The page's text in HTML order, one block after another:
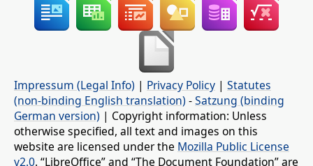
Impressum (Legal Info) | Privacy Policy | Statutes
(non-binding English translation) -Satzung (binding
German version) | Copyright information: Unless
otherwise specified, all text and images on this
website are licensed under the Mozilla Public License
v2.0. “LibreOffice” and “The Document Foundation” are